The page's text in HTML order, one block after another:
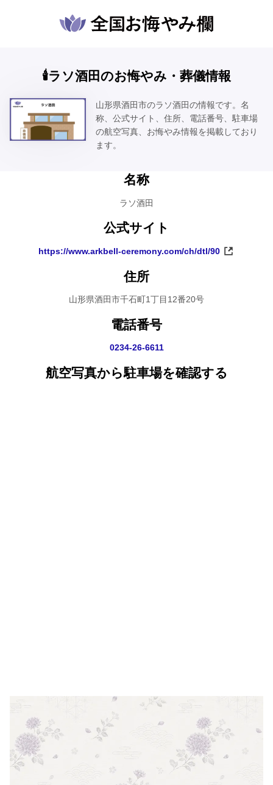
🕯️ラソ酒田のお悔やみ・葬儀情報
山形県酒田市のラソ酒田の情報です。名
称、公式サイト、住所、電話番号、駐車場
の航空写真、お悔やみ情報を掲載しており
ます。
名称
ラソ酒田
公式サイト
https://www.arkbell-ceremony.com/ch/dtl/90
住所
山形県酒田市千石町1丁目12番20号
電話番号
0234-26-6611
航空写真から駐車場を確認する